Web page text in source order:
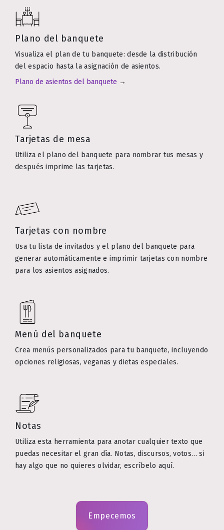
Plano del banquete
Visualiza el plan de tu banquete: desde la distribución
del espacio hasta la asignación de asientos.
Plano de asientos del banquete →
Tarjetas de mesa
Utiliza el plano del banquete para nombrar tus mesas y
después imprime las tarjetas.
Tarjetas con nombre
Usa tu lista de invitados y el plano del banquete para
generar automáticamente e imprimir tarjetas con nombre
para los asientos asignados.
Menú del banquete
Crea menús personalizados para tu banquete, incluyendo
opciones religiosas, veganas y dietas especiales.
Notas
Utiliza esta herramienta para anotar cualquier texto que
puedas necesitar el gran día. Notas, discursos, votos… si
hay algo que no quieres olvidar, escríbelo aquí.
Empecemos